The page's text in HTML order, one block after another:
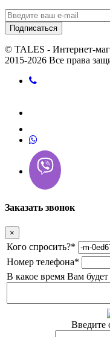
Подписаться
© TALES - Интернет-
2015-2026 Все права
Заказать звонок
×
Кого спросить?*
Номер телефона*
В какое время Вам
Введите